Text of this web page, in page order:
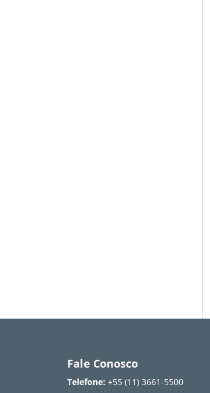
Fale Conosco
Telefone: +55 (11) 3661-5500